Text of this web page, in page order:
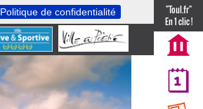
Politique de confidentialité
"Toul.fr"
En 1 clic !